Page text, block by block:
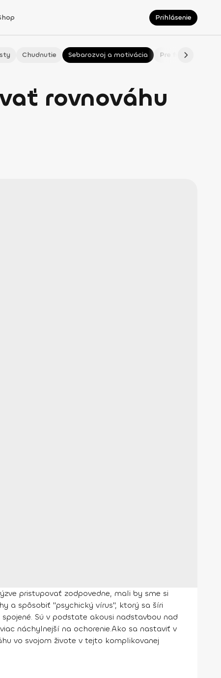
Prihlásenie
Chudnutie Sebarozvoj a motivácia Pre fitmaminky
rovnováhu
pristupovať zodpovedne, mali by sme si
a spôsobiť "psychický vírus", ktorý sa šíri
Sú v podstate akousi nadstavbou nad
náchylnejší na ochorenie.Ako sa nastaviť v
vo svojom živote v tejto komplikovanej